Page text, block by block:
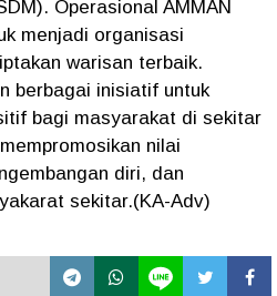
Operasional AMMAN
menjadi organisasi
warisan terbaik.
berbagai inisiatif untuk
bagi masyarakat di sekitar
nilai
diri, dan
sekitar.(KA-Adv)